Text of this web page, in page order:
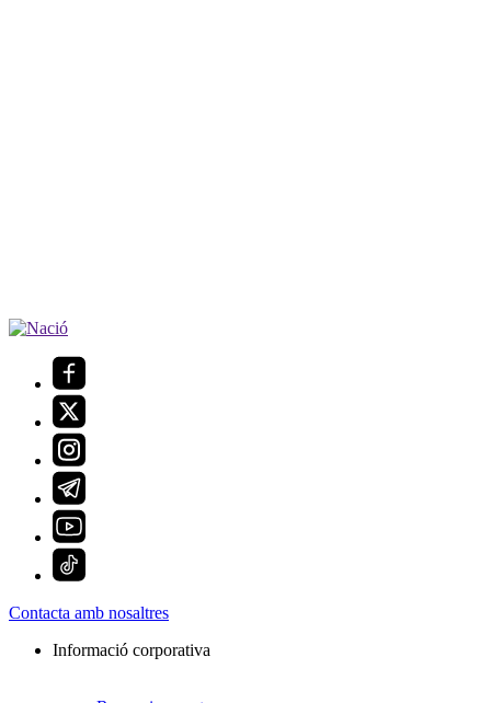
Contacta amb nosaltres
Informació corporativa